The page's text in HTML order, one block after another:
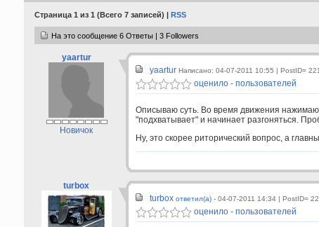
Страница 1 из 1 (Всего 7 записей) | RSS
На это сообщение 6 Ответы | 3 Followers
yaartur
Новичок
yaartur Написано: 04-07-2011 10:55 | PostID=
оценило - пользователей
Описываю суть. Во время движения нажимаю
"подхватывает" и начинает разгоняться.
Ну, это скорее риторический вопрос, а
turbox
turbox ответил(а) - 04-07-2011 14:34 | PostID=
оценило - пользователей